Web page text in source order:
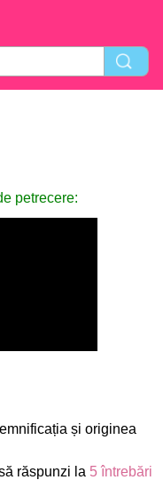
petrecere:
și originea
răspunzi la 5 întrebări